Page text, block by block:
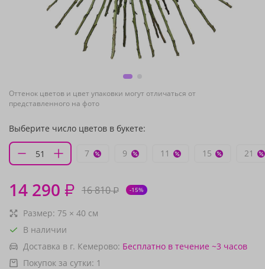
Оттенок цветов и цвет упаковки могут отличаться от
представленного на фото
Выберите число цветов в букете:
7 9 11 15 21
14 290 ₽ 16 810₽ -15%
Размер: 75 × 40 см
В наличии
Доставка в г. Кемерово: Бесплатно в течение ~3 часов
Покупок за сутки: 1